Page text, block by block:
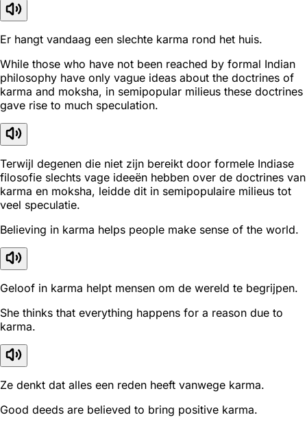
Er hangt vandaag een slechte karma rond het huis.
While those who have not been reached by formal Indian
philosophy have only vague ideas about the doctrines of
karma and moksha, in semipopular milieus these doctrines
gave rise to much speculation.
Terwijl degenen die niet zijn bereikt door formele Indiase
filosofie slechts vage ideeën hebben over de doctrines van
karma en moksha, leidde dit in semipopulaire milieus tot
veel speculatie.
Believing in karma helps people make sense of the world.
Geloof in karma helpt mensen om de wereld te begrijpen.
She thinks that everything happens for a reason due to
karma.
Ze denkt dat alles een reden heeft vanwege karma.
Good deeds are believed to bring positive karma.